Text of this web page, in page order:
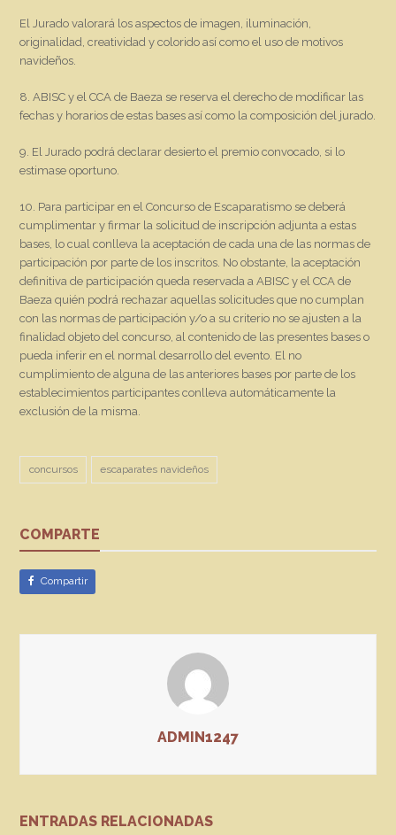
El Jurado valorará los aspectos de imagen, iluminación,
originalidad, creatividad y colorido así como el uso de motivos
navideños.
8. ABISC y el CCA de Baeza se reserva el derecho de modificar las
fechas y horarios de estas bases así como la composición del jurado.
9. El Jurado podrá declarar desierto el premio convocado, si lo
estimase oportuno.
10. Para participar en el Concurso de Escaparatismo se deberá
cumplimentar y firmar la solicitud de inscripción adjunta a estas
bases, lo cual conlleva la aceptación de cada una de las normas de
participación por parte de los inscritos. No obstante, la aceptación
definitiva de participación queda reservada a ABISC y el CCA de
Baeza quién podrá rechazar aquellas solicitudes que no cumplan
con las normas de participación y/o a su criterio no se ajusten a la
finalidad objeto del concurso, al contenido de las presentes bases o
pueda inferir en el normal desarrollo del evento. El no
cumplimiento de alguna de las anteriores bases por parte de los
establecimientos participantes conlleva automáticamente la
exclusión de la misma.
concursos escaparates navideños
COMPARTE
Compartir
ADMIN1247
ENTRADAS RELACIONADAS